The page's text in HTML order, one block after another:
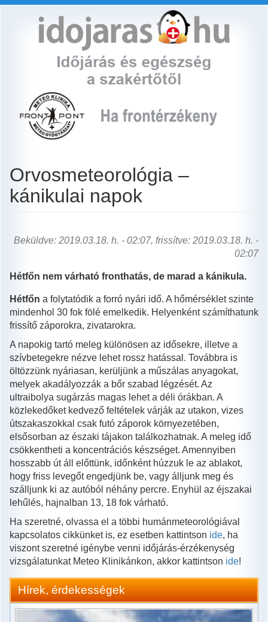
Orvosmeteorológia –
kánikulai napok
Beküldve: 2019.03.18. h. - 02:07, frissítve: 2019.03.18. h. -
02:07
Hétfőn nem várható fronthatás, de marad a kánikula.
Hétfőn a folytatódik a forró nyári idő. A hőmérséklet szinte
mindenhol 30 fok fölé emelkedik. Helyenként számíthatunk
frissítő záporokra, zivatarokra.
A napokig tartó meleg különösen az idősekre, illetve a
szívbetegekre nézve lehet rossz hatással. Továbbra is
öltözzünk nyáriasan, kerüljünk a műszálas anyagokat,
melyek akadályozzák a bőr szabad légzését. Az
ultraibolya sugárzás magas lehet a déli órákban. A
közlekedőket kedvező feltételek várják az utakon, vizes
útszakaszokkal csak futó záporok környezetében,
elsősorban az északi tájakon találkozhatnak. A meleg idő
csökkentheti a koncentrációs készséget. Amennyiben
hosszabb út áll előttünk, időnként húzzuk le az ablakot,
hogy friss levegőt engedjünk be, vagy álljunk meg és
szálljunk ki az autóból néhány percre. Enyhül az éjszakai
lehűlés, hajnalban 13, 18 fok várható.
Ha szeretné, olvassa el a többi humánmeteorológiával
kapcsolatos cikkünket is, ez esetben kattintson ide, ha
viszont szeretné igénybe venni időjárás-érzékenység
vizsgálatunkat Meteo Klinikánkon, akkor kattintson ide!
Hírek, érdekességek